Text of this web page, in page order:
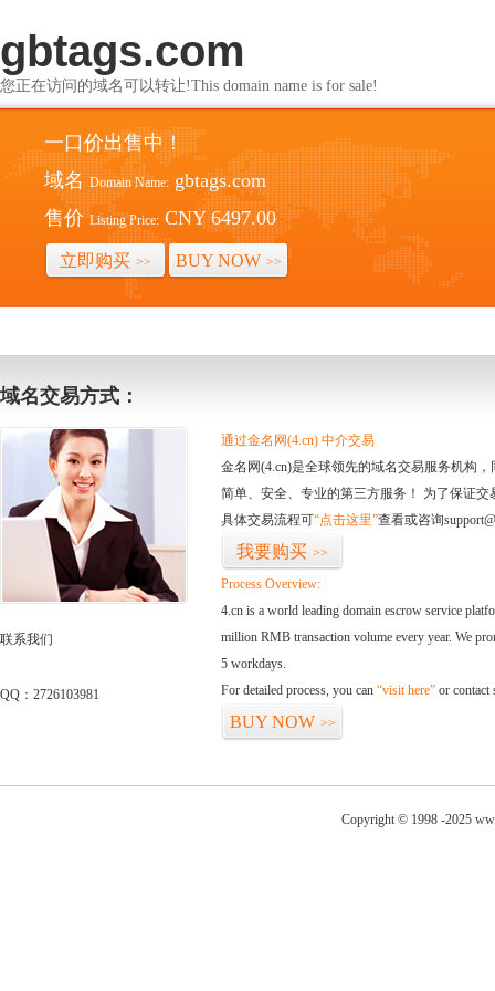
gbtags.com
您正在访问的域名可以转让!This domain name is for sale!
一口价出售中！
域名 Domain Name: gbtags.com
售价 Listing Price: CNY 6497.00
立即购买 >> BUY NOW >>
域名交易方式：
联系我们
QQ：2726103981
通过金名网(4.cn) 中介交易
金名网(4.cn)是全球领先的域名交易服务机构
简单、安全、专业的第三方服务！ 为了保证
具体交易流程可“点击这里”查看或咨询
我要购买 >>
Process Overview:
4.cn is a world leading domain escrow service
million RMB transaction volume every year. We
5 workdays.
For detailed process, you can “visit here” or contact
BUY NOW >>
Copyright © 1998 -2025